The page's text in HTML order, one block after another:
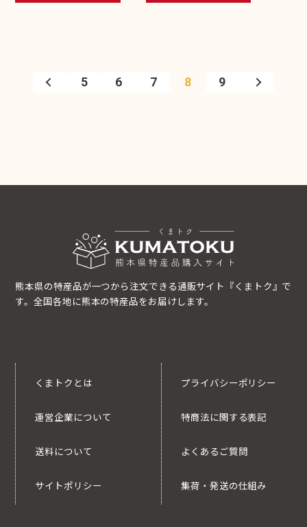
5 6 7 8 9
熊本県の特産品が一つから注文できる通販サイト『くまトク』で
す。全国各地に熊本の特産品をお届けします。
くまトクとは
運営企業について
送料について
サイトポリシー
プライバシーポリシー
特商法に関する表記
よくあるご質問
集荷・発送の仕組み